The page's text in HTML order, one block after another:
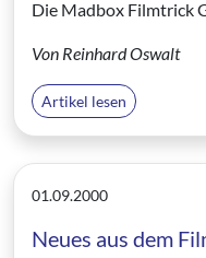
Die Madbox Filmtrick
Von Reinhard Oswalt
Artikel lesen
01.09.2000
Neues aus dem